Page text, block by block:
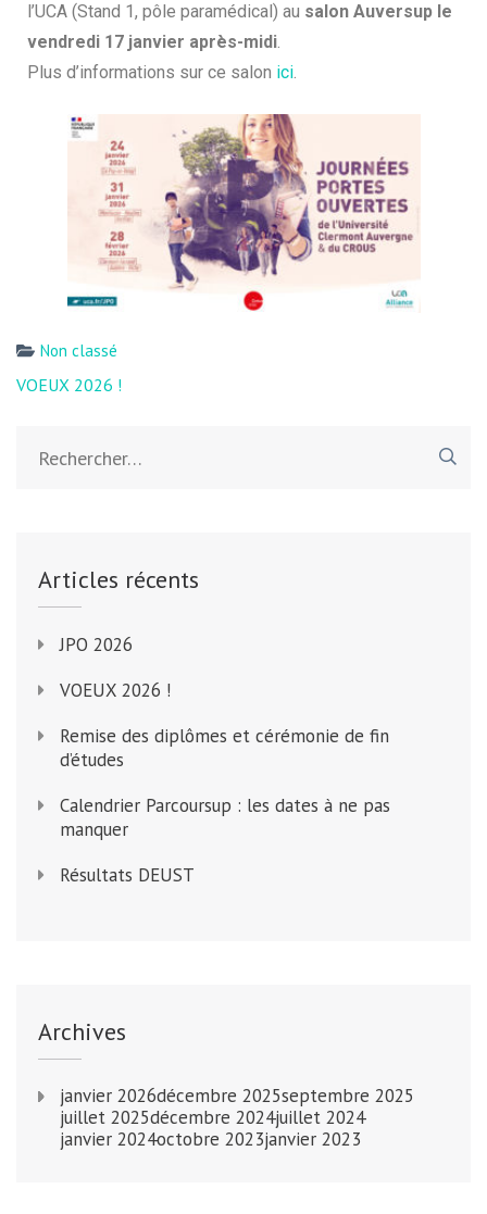
l’UCA (Stand 1, pôle paramédical) au salon Auversup le
vendredi 17 janvier après-midi.
Plus d’informations sur ce salon ici.
Non classé
VOEUX 2026 !
Articles récents
JPO 2026
VOEUX 2026 !
Remise des diplômes et cérémonie de fin
d’études
Calendrier Parcoursup : les dates à ne pas
manquer
Résultats DEUST
Archives
janvier 2026décembre 2025septembre 2025
juillet 2025décembre 2024juillet 2024
janvier 2024octobre 2023janvier 2023